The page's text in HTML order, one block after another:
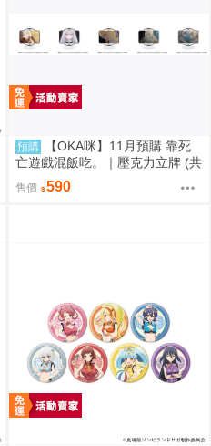
預購
【OKA咪】11月預購 靠死
亡遊戲混飯吃。｜壓克力立牌 (共
5款任選)
售價 590